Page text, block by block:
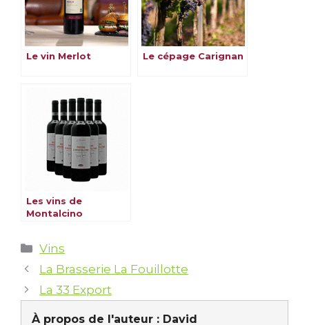
Le vin Merlot Le cépage Carignan
Les vins de
Montalcino
Catégories
Vins
La Brasserie La Fouillotte
La 33 Export
À propos de l'auteur : David